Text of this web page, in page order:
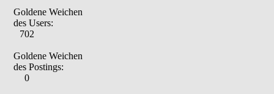
Goldene Weichen
des Users:
702
Goldene Weichen
des Postings:
0